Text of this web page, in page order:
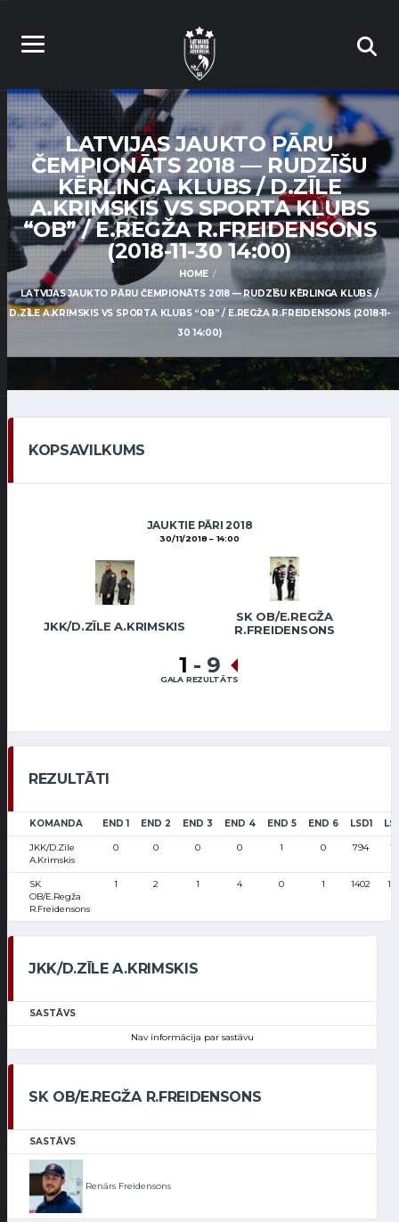
LATVIJAS JAUKTO PĀRU
ČEMPIONĀTS 2018 — RUDZĪŠU
KĒRLINGA KLUBS / D.ZĪLE
A.KRIMSKIS VS SPORTA KLUBS
“OB” / E.REGŽA R.FREIDENSONS
(2018-11-30 14:00)
HOME
LATVIJAS JAUKTO PĀRU ČEMPIONĀTS 2018 — RUDZĪŠU KĒRLINGA KLUBS /
D.ZĪLE A.KRIMSKIS VS SPORTA KLUBS “OB” / E.REGŽA R.FREIDENSONS (2018-11-
30 14:00)
KOPSAVILKUMS
JAUKTIE PĀRI 2018
30/11/2018 14:00
JKK/D.ZĪLE A.KRIMSKIS
SK OB/E.REGŽA
R.FREIDENSONS
1 - 9
GALA REZULTĀTS
REZULTĀTI
KOMANDA END 1 END 2 END 3 END 4 END 5 END 6 LSD1
JKK/D.Zīle
A.Krimskis
0 0 0 0 1 0 794
SK
OB/E.Regža
R.Freidensons
1 2 1 4 0 1 1402
JKK/D.ZĪLE A.KRIMSKIS
SASTĀVS
Nav informācija par sastāvu
SK OB/E.REGŽA R.FREIDENSONS
SASTĀVS
Renārs Freidensons